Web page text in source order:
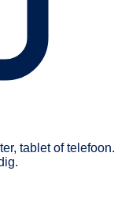
tablet of telefoon.